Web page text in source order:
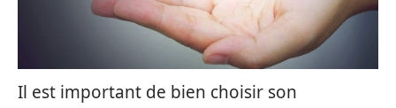
Il est important de bien choisir son